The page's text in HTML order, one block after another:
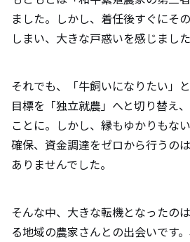
ました。しかし、着任後すぐにそ
しまい、大きな戸惑いを感じました
それでも、「牛飼いになりたい」
目標を「独立就農」へと切り替え
ことに。しかし、縁もゆかりもな
確保、資金調達をゼロから行うの
ありませんでした。
そんな中、大きな転機となったの
る地域の農家さんとの出会いです